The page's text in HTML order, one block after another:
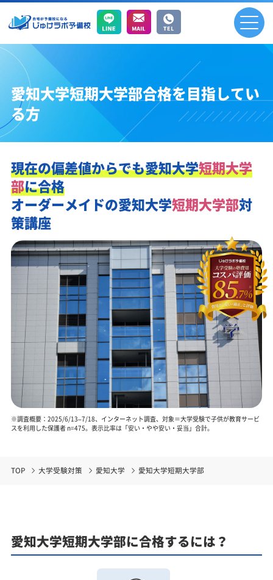
愛知大学短期大学部合格を目指してい
る方
現在の偏差値からでも愛知大学短期大学
部に合格
オーダーメイドの愛知大学短期大学部対
策講座
※調査概要：2025/6/13–7/18、インターネット調査、対象＝大学受験で子供が教育サービ
スを利用した保護者 n=475。表示比率は「安い・やや安い・妥当」合計。
TOP 大学受験対策 愛知大学 愛知大学短期大学部
愛知大学短期大学部に合格するには？